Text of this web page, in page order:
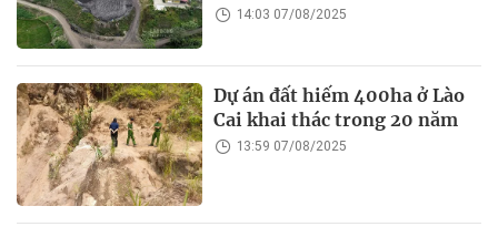
14:03 07/08/2025
Dự án đất hiếm 400ha ở Lào
Cai khai thác trong 20 năm
13:59 07/08/2025